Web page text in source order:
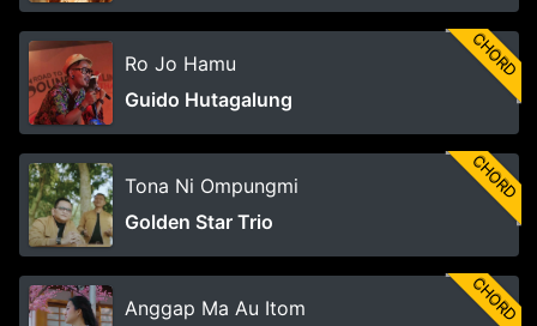
CHORD
Ro Jo Hamu
Guido Hutagalung
CHORD
Tona Ni Ompungmi
Golden Star Trio
CHORD
Anggap Ma Au Itom